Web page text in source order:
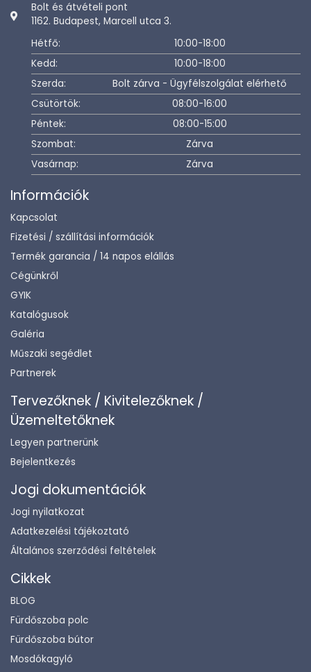
Bolt és átvételi pont
1162. Budapest, Marcell utca 3.
Hétfő:
10:00-18:00
Kedd:
10:00-18:00
Szerda:
Bolt zárva - Ügyfélszolgálat elérhető
Csütörtök:
08:00-16:00
Péntek:
08:00-15:00
Szombat:
Zárva
Vasárnap:
Zárva
Információk
Kapcsolat
Fizetési / szállítási információk
Termék garancia / 14 napos elállás
Cégünkről
GYIK
Katalógusok
Galéria
Műszaki segédlet
Partnerek
Tervezőknek / Kivitelezőknek /
Üzemeltetőknek
Legyen partnerünk
Bejelentkezés
Jogi dokumentációk
Jogi nyilatkozat
Adatkezelési tájékoztató
Általános szerződési feltételek
Cikkek
BLOG
Fürdőszoba polc
Fürdőszoba bútor
Mosdókagyló